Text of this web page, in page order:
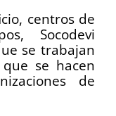
centros de
Socodevi
se trabajan
se hacen
de